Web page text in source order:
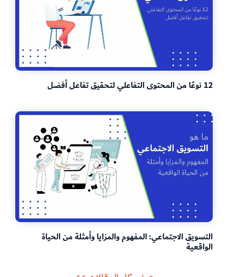
12 نوعًا من المحتوى التفاعلي لتحقيق تفاعل أفضل
التسويق الاجتماعي: المفهوم والمزايا وأمثلة من الحياة
الواقعية